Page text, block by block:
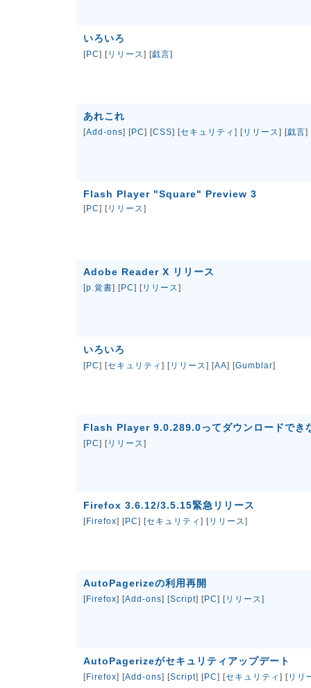
いろいろ
[PC] [リリース] [戯言]
あれこれ
[Add-ons] [PC] [CSS] [セキュリティ ] [リリース] [戯言]
Flash Player "Square" Preview 3
[PC] [リリース]
Adobe Reader X リリース
[p.覚書] [PC] [リリース]
いろいろ
[PC] [セキュリティ ] [リリース] [AA] [Gumblar]
Flash Player 9.0.289.0ってダウンロードでき
[PC] [リリース]
Firefox 3.6.12/3.5.15緊急リリース
[Firefox] [PC] [セキュリティ ] [リリース]
AutoPagerizeの利用再開
[Firefox] [Add-ons] [Script] [PC] [リリース]
AutoPagerizeがセキュリティアップデート
[Firefox] [Add-ons] [Script] [PC] [セキュリティ ] [リリ